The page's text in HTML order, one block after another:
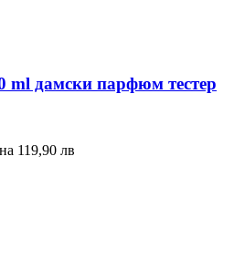
ml дамски парфюм тестер
119,90 лв